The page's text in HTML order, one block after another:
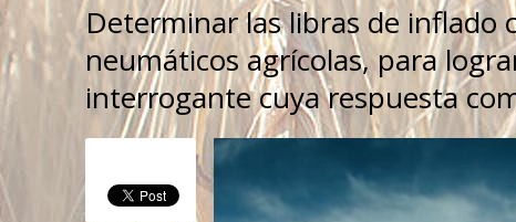
Determinar las libras de inflado
neumáticos agrícolas, para
interrogante cuya respuesta